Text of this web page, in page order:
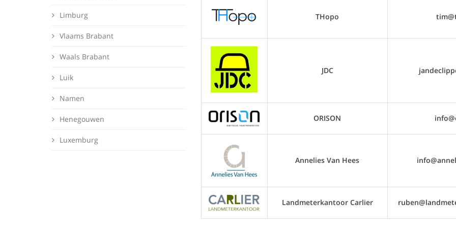
Limburg
Vlaams Brabant
Waals Brabant
Luik
Namen
Henegouwen
Luxemburg
THopo
JDC
ORISON
Annelies Van Hees
Landmeterkantoor Carlier